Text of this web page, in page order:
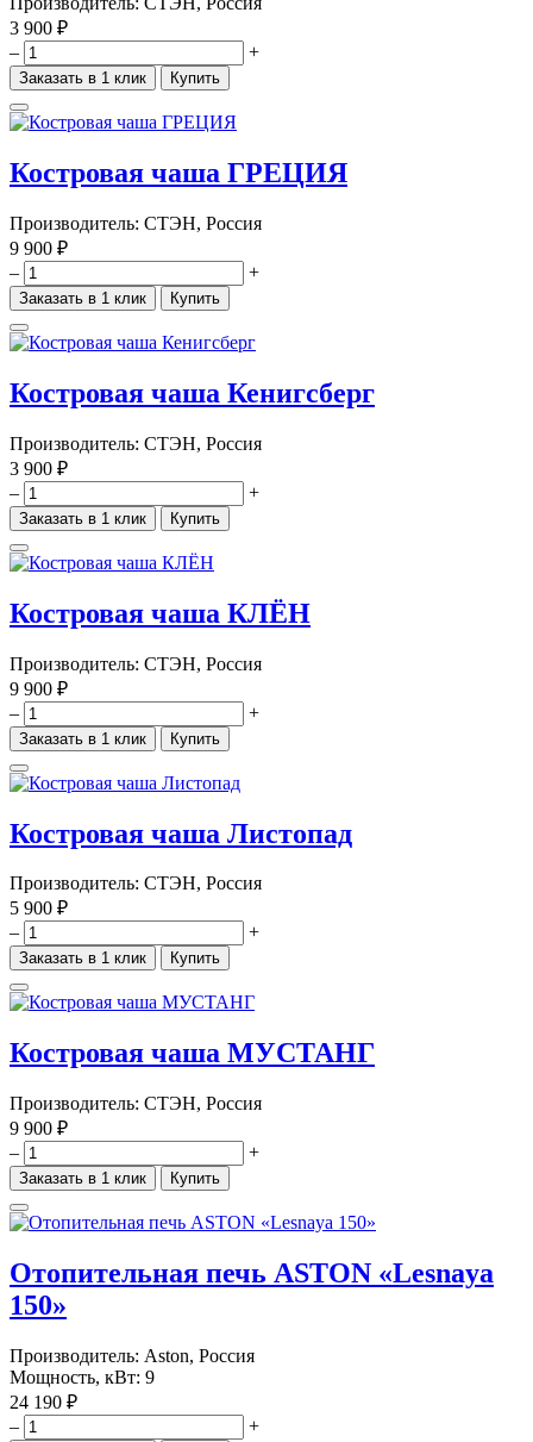
3 900 ₽
–
+
Заказать в 1 клик Купить
Костровая чаша ГРЕЦИЯ
Производитель: СТЭН, Россия
9 900 ₽
–
+
Заказать в 1 клик Купить
Костровая чаша Кенигсберг
Производитель: СТЭН, Россия
3 900 ₽
–
+
Заказать в 1 клик Купить
Костровая чаша КЛЁН
Производитель: СТЭН, Россия
9 900 ₽
–
+
Заказать в 1 клик Купить
Костровая чаша Листопад
Производитель: СТЭН, Россия
5 900 ₽
–
+
Заказать в 1 клик Купить
Костровая чаша МУСТАНГ
Производитель: СТЭН, Россия
9 900 ₽
–
+
Заказать в 1 клик Купить
Отопительная печь ASTON «Lesnaya
150»
Производитель: Aston, Россия
Мощность, кВт: 9
24 190 ₽
–
+